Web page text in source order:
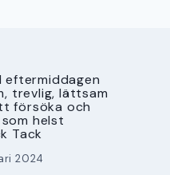
eftermiddagen
trevlig, lättsam
försöka och
helst
Tack
2024